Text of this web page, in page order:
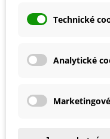
Rostlině dopřejte
Detaily produktu
Technické
Analytické